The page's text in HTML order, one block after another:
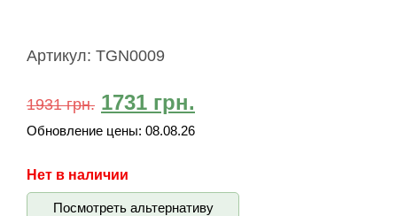
Артикул: TGN0009
1931грн. 1731 грн.
Обновление цены: 08.08.26
Нет в наличии
Посмотреть альтернативу